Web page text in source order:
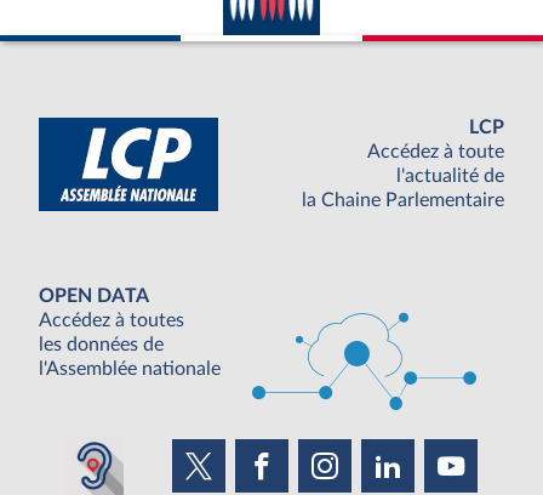
LCP
Accédez à toute
l'actualité de
la Chaine Parlementaire
OPEN DATA
Accédez à toutes
les données de
l'Assemblée nationale